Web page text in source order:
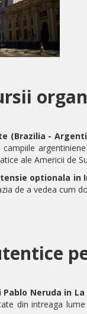
(Brazilia -
ale Americii de
optionala in
de a vedea cum
Neruda in La
din intreaga